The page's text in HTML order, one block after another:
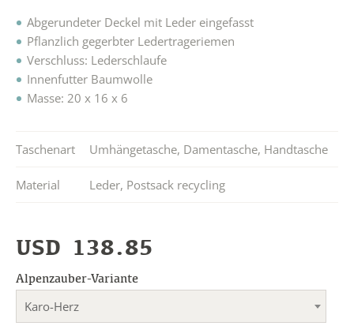
Abgerundeter Deckel mit Leder eingefasst
Pflanzlich gegerbter Ledertrageriemen
Verschluss: Lederschlaufe
Innenfutter Baumwolle
Masse: 20 x 16 x 6
Taschenart Umhängetasche, Damentasche, Handtasche
Material Leder, Postsack recycling
USD 138.85
Alpenzauber-Variante
Karo-Herz